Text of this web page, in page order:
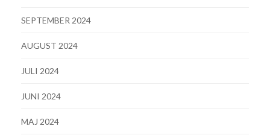
SEPTEMBER 2024
AUGUST 2024
JULI 2024
JUNI 2024
MAJ 2024